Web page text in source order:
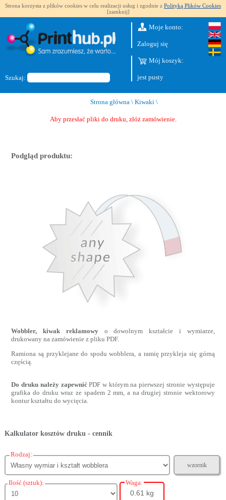
Strona korzysta z plików cookies w celu realizacji usług i zgodnie z Polityką Plików Cookies
[zamknij]
Szukaj:
Moje konto:
Zaloguj się
Mój koszyk:
jest pusty
Strona główna \ Kiwaki \
Aby przesłać pliki do druku, złóż zamówienie.
Podgląd produktu:
Wobbler, kiwak reklamowyo dowolnym kształcie i wymiarze,
drukowany na zamówienie z pliku PDF.
Ramiona są przyklejane do spodu wobblera, a ramię przykleja się górną
częścią.
Do druku należy zapewnićPDF w którym na pierwszej stronie występuje
grafika do druku wraz ze spadem 2 mm, a na drugiej stronie wektorowy
kontur kształtu do wycięcia.
Kalkulator kosztów druku - cennik
Rodzaj:
wzornik
Ilość (sztuk): Waga:
0.61 kg